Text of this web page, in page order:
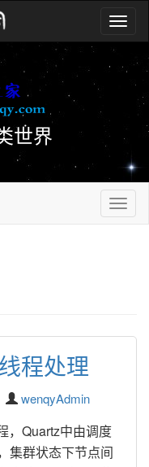
世界
程处理
wenqyAdmin
，Quartz中由调度
集群状态下节点间